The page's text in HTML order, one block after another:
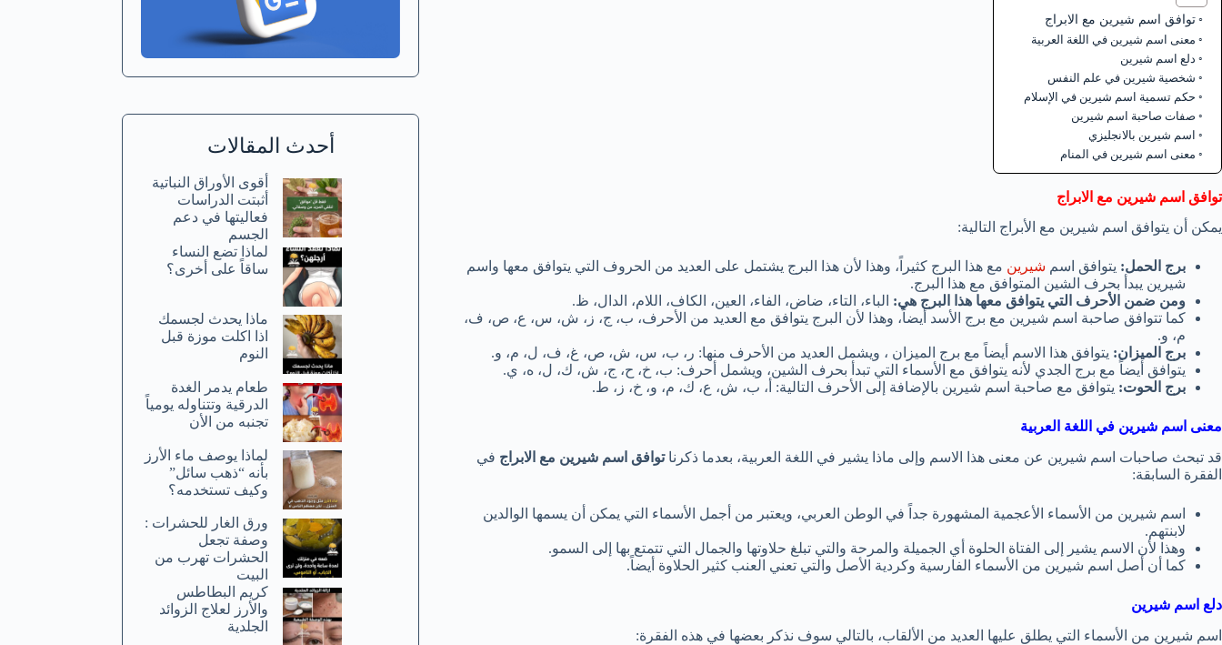
توافق اسم شيرين مع الابراج
معنى اسم شيرين في اللغة العربية
دلع اسم شيرين
شخصية شيرين في علم النفس
حكم تسمية اسم شيرين في الإسلام
صفات صاحبة اسم شيرين
اسم شيرين بالانجليزي
معنى اسم شيرين في المنام
توافق اسم شيرين مع الابراج
يمكن أن يتوافق اسم شيرين مع الأبراج التالية:
برج الحمل: يتوافق اسم شيرين مع هذا البرج كثيراً، وهذا لأن هذا البرج يشتمل على العديد من الحروف التي يتوافق معها واسم
شيرين يبدأ بحرف الشين المتوافق مع هذا البرج.
ومن ضمن الأحرف التي يتوافق معها هذا البرج هي: الباء، التاء، ضاض، الفاء، العين، الكاف، اللام، الدال، ظ.
كما تتوافق صاحبة اسم شيرين مع برج الأسد أيضاً، وهذا لأن البرج يتوافق مع العديد من الأحرف، ب، ج، ز، ش، س، ع، ص، ف،
م، و.
برج الميزان: يتوافق هذا الاسم أيضاً مع برج الميزان ، ويشمل العديد من الأحرف منها: ر، ب، س، ش، ص، غ، ف، ل، م، و.
يتوافق أيضاً مع برج الجدي لأنه يتوافق مع الأسماء التي تبدأ بحرف الشين، ويشمل أحرف: ب، خ، ح، ج، ش، ك، ل، ه، ي.
برج الحوت: يتوافق مع صاحبة اسم شيرين بالإضافة إلى الأحرف التالية: أ، ب، ش، ع، ك، م، و، خ، ز، ط.
معنى اسم شيرين في اللغة العربية
قد تبحث صاحبات اسم شيرين عن معنى هذا الاسم وإلى ماذا يشير في اللغة العربية، بعدما ذكرناتوافق اسم شيرين مع الابراج في
الفقرة السابقة:
اسم شيرين من الأسماء الأعجمية المشهورة جداً في الوطن العربي، ويعتبر من أجمل الأسماء التي يمكن أن يسمها الوالدين
لابنتهم.
وهذا لأن الاسم يشير إلى الفتاة الحلوة أي الجميلة والمرحة والتي تبلغ حلاوتها والجمال التي تتمتع بها إلى السمو.
كما أن أصل اسم شيرين من الأسماء الفارسية وكردية الأصل والتي تعني العنب كثير الحلاوة أيضاً.
دلع اسم شيرين
اسم شيرين من الأسماء التي يطلق عليها العديد من الألقاب، بالتالي سوف نذكر بعضها في هذه الفقرة:
أحدث المقالات
أقوى الأوراق النباتية
أثبتت الدراسات
فعاليتها في دعم
الجسم
لماذا تضع النساء
ساقاً على أخرى؟
ماذا يحدث لجسمك
اذا اكلت موزة قبل
النوم
طعام يدمر الغدة
الدرقية وتتناوله يومياً
تجنبه من الأن
لماذا يوصف ماء الأرز
بأنه “ذهب سائل”
وكيف تستخدمه؟
ورق الغار للحشرات :
وصفة تجعل
الحشرات تهرب من
البيت
كريم البطاطس
والأرز لعلاج الزوائد
الجلدية